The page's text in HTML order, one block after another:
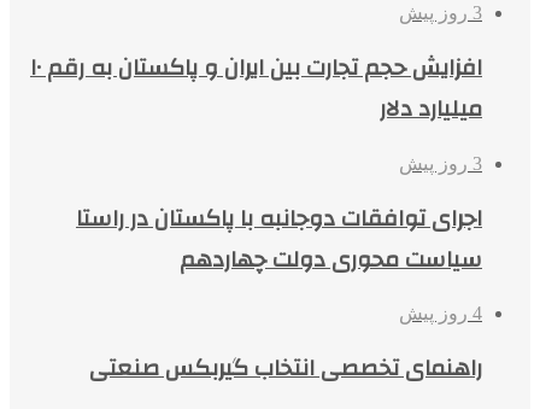
3 روز پیش
افزایش حجم تجارت بین ایران و پاکستان به رقم ۱۰
میلیارد دلار
3 روز پیش
اجرای توافقات دوجانبه با پاکستان در راستا
سیاست محوری دولت چهاردهم
4 روز پیش
راهنمای تخصصی انتخاب گیربکس صنعتی